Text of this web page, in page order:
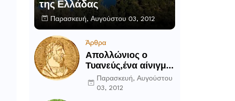
της Ελλάδας
Παρασκευή, Αυγούστου 03, 2012
Άρθρα
Απολλώνιος ο
Τυανεύς,ένα αίνιγμα
του αρχαίου κόσμου
Παρασκευή, Αυγούστου
03, 2012